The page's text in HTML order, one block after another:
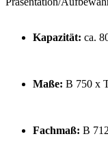
Kapazität: ca.
Maße: B 750 x
Fachmaß: B